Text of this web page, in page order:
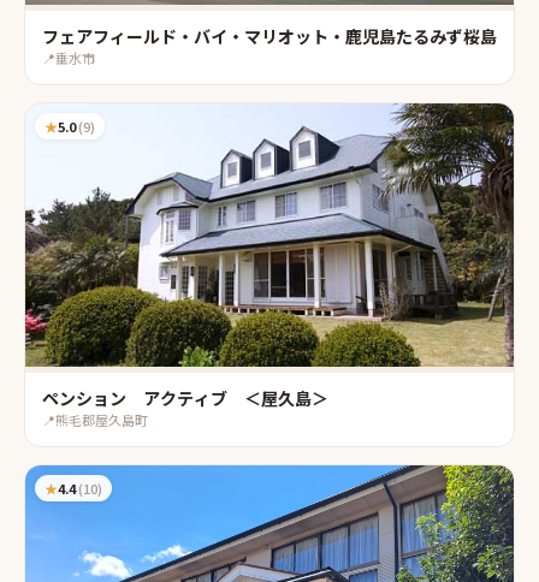
フェアフィールド・バイ・マリオット・鹿児島たるみず桜島
📍垂水市
★5.0(9)
ペンション アクティブ ＜屋久島＞
📍熊毛郡屋久島町
★4.4(10)